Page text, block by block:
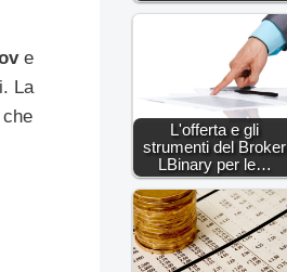
e
La
L'offerta e gli
strumenti del Broker
LBinary per le…